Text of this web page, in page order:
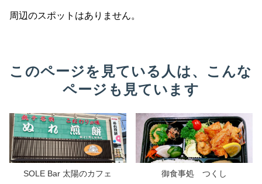
周辺のスポットはありません。
このページを見ている人は、こんな
ページも見ています
SOLE Bar 太陽のカフェ 御食事処 つくし